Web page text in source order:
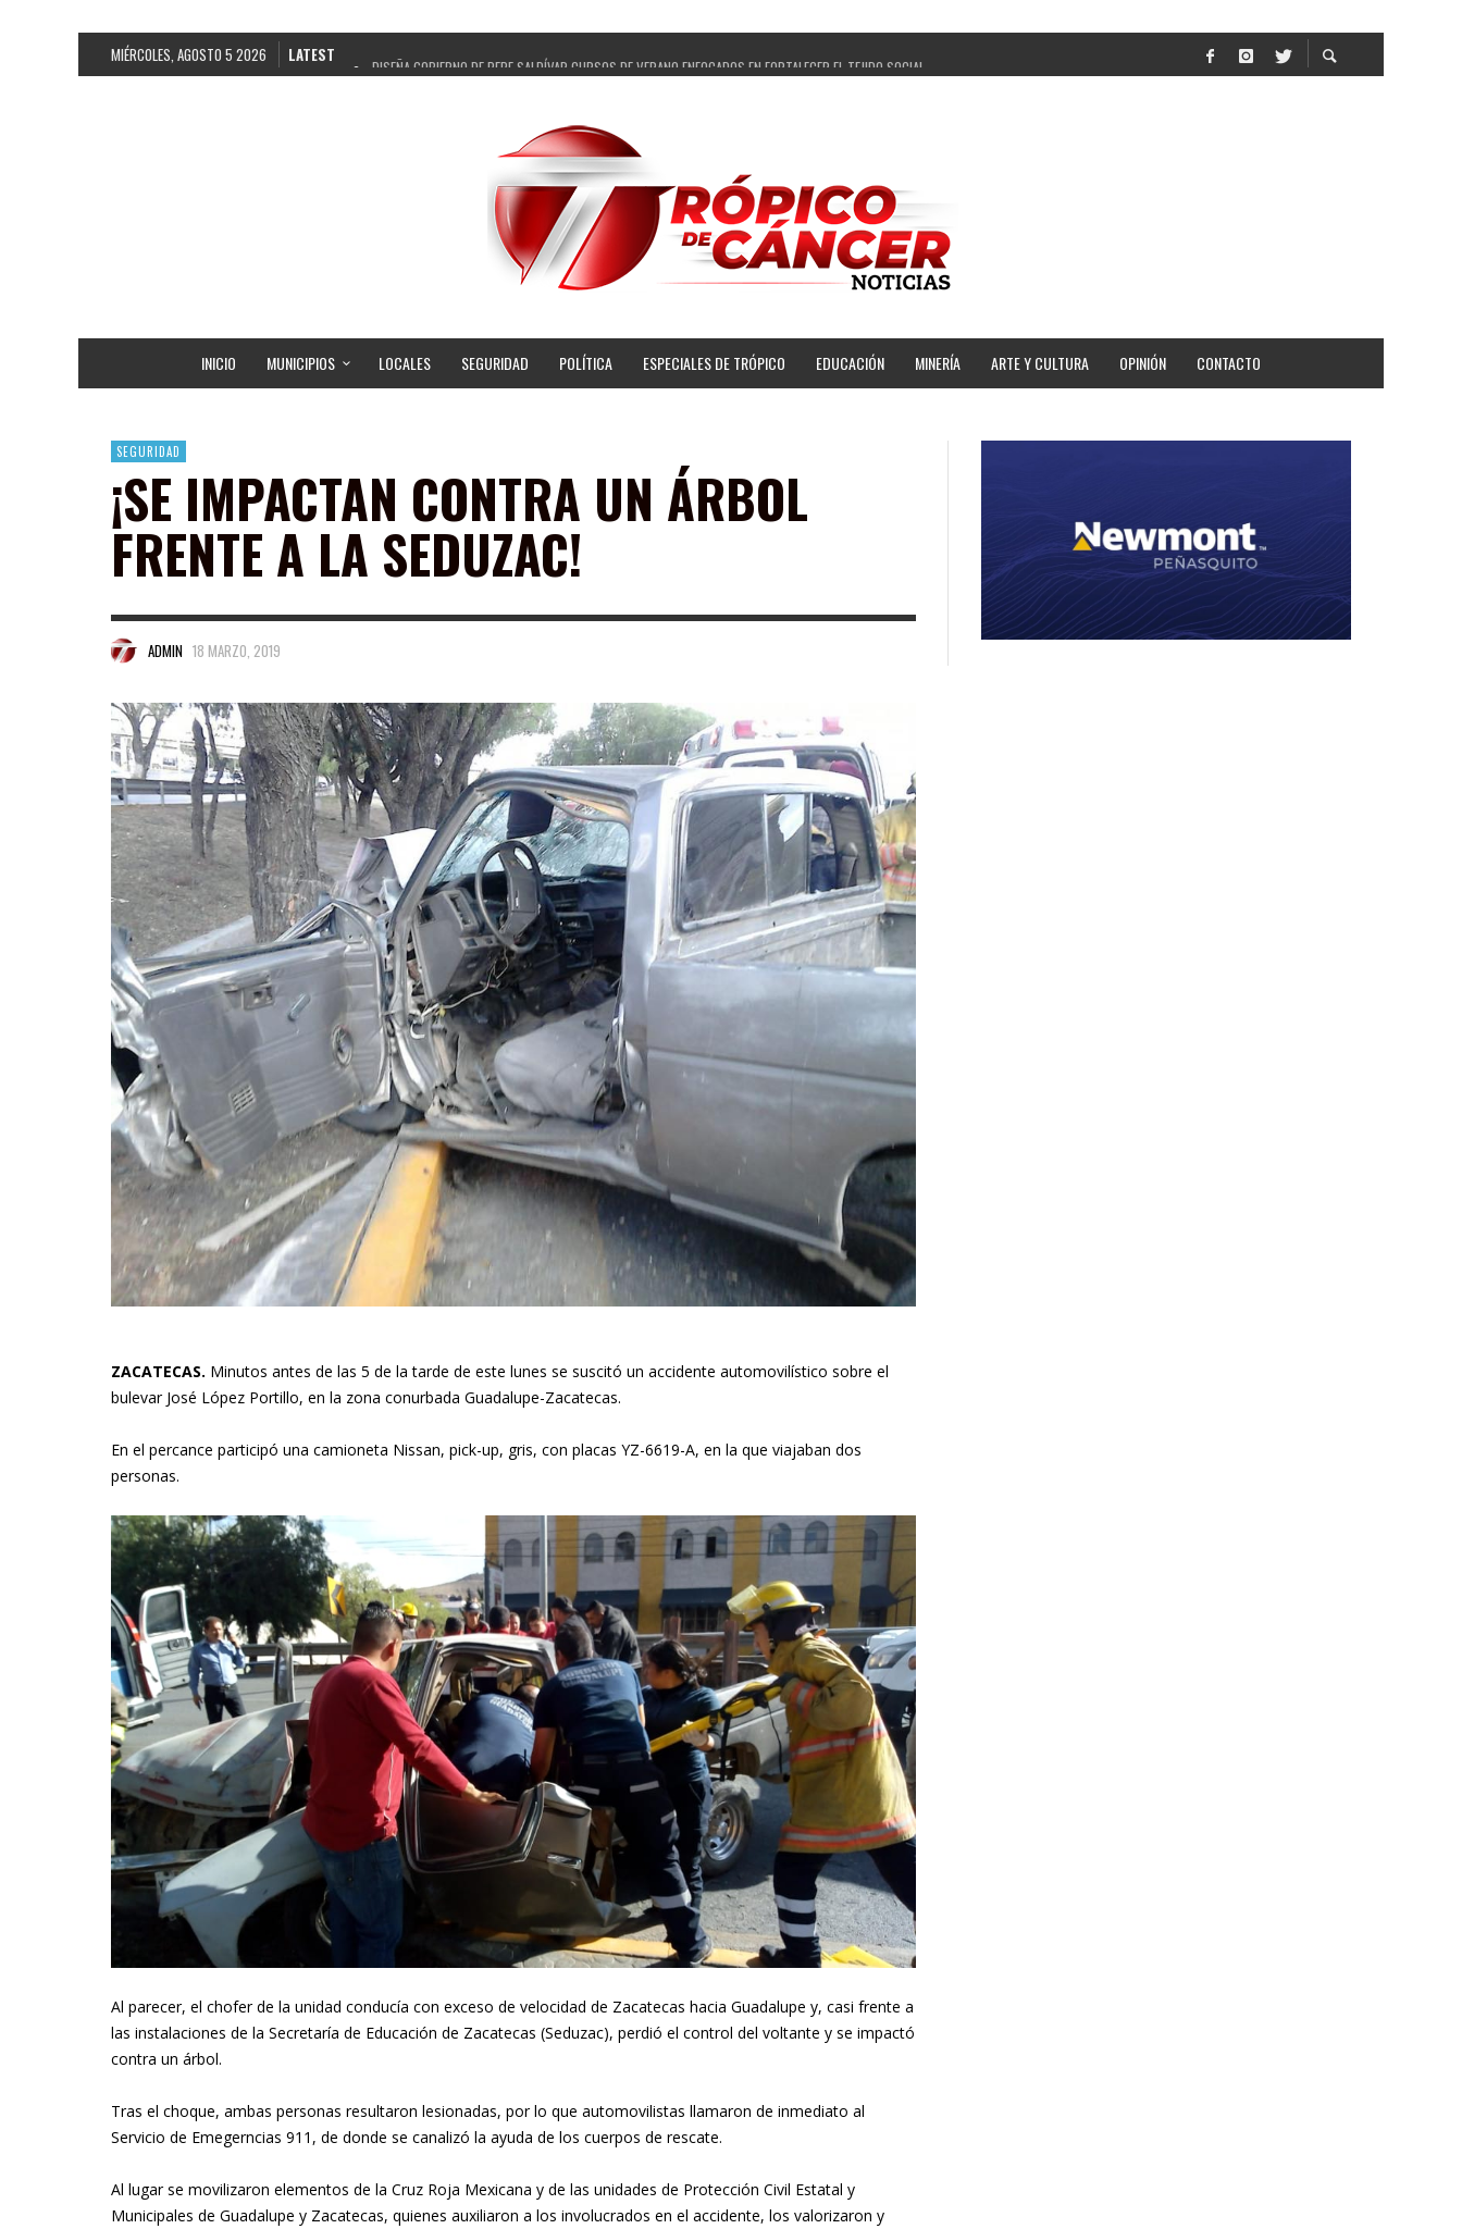
MIÉRCOLES, AGOSTO 5 2026 LATEST
DISEÑA GOBIERNO DE PEPE SALDÍVAR CURSOS DE VERANO ENFOCADOS EN FORTALECER EL TEJIDO SOCIAL
FORTALECE GOBIERNO DE PEPE SALDÍVAR LA EDUCACIÓN EN LA ZACATECANA CON COMODATO DE CENTRO DE BIENESTAR
GOBIERNO DE PEPE SALDÍVAR Y GRUPO FEMSA GENERAN MÁS DE 3 MIL EMPLEOS EN GUADALUPE
CUARTA FERIA EXPO AGROPECUARIA TRAJO BENEFICIO DIRECTO A GUADALUPE: PEPE SALDÍVAR
RECONOCE PEPE SALDÍVAR A ARTISTA ZACATECANA VICTORIA HERNÁNDEZ
SON MUJERES GUADALUPENSES PRINCIPALES BENEFICIADAS DEL PROGRAMA VIVIENDAS PARA EL BIENESTAR
INICIO MUNICIPIOS LOCALES SEGURIDAD POLÍTICA ESPECIALES DE TRÓPICO EDUCACIÓN MINERÍA ARTE Y CULTURA OPINIÓN CONTACTO
SEGURIDAD
¡SE IMPACTAN CONTRA UN ÁRBOL
FRENTE A LA SEDUZAC!
ADMIN 18 MARZO, 2019
ZACATECAS. Minutos antes de las 5 de la tarde de este lunes se suscitó un accidente automovilístico sobre el
bulevar José López Portillo, en la zona conurbada Guadalupe-Zacatecas.
En el percance participó una camioneta Nissan, pick-up, gris, con placas YZ-6619-A, en la que viajaban dos
personas.
Al parecer, el chofer de la unidad conducía con exceso de velocidad de Zacatecas hacia Guadalupe y, casi frente a
las instalaciones de la Secretaría de Educación de Zacatecas (Seduzac), perdió el control del voltante y se impactó
contra un árbol.
Tras el choque, ambas personas resultaron lesionadas, por lo que automovilistas llamaron de inmediato al
Servicio de Emegerncias 911, de donde se canalizó la ayuda de los cuerpos de rescate.
Al lugar se movilizaron elementos de la Cruz Roja Mexicana y de las unidades de Protección Civil Estatal y
Municipales de Guadalupe y Zacatecas, quienes auxiliaron a los involucrados en el accidente, los valorizaron y